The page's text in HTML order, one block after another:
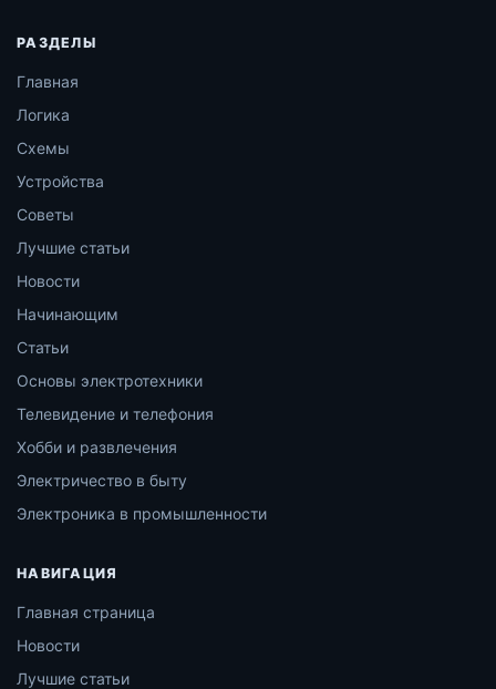
РАЗДЕЛЫ
Главная
Логика
Схемы
Устройства
Советы
Лучшие статьи
Новости
Начинающим
Статьи
Основы электротехники
Телевидение и телефония
Хобби и развлечения
Электричество в быту
Электроника в промышленности
НАВИГАЦИЯ
Главная страница
Новости
Лучшие статьи